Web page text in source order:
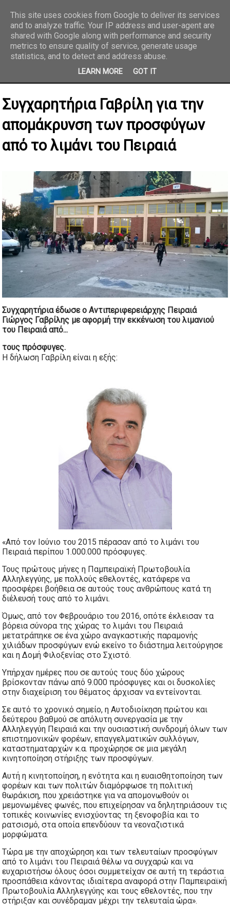
REPORTAZ NET
Συγχαρητήρια Γαβρίλη για την
απομάκρυνση των προσφύγων
από το λιμάνι του Πειραιά
Συγχαρητήρια έδωσε ο Αντιπεριφερειάρχης Πειραιά
Γιώργος Γαβρίλης με αφορμή την εκκένωση του λιμανιού
του Πειραιά από...
τους πρόσφυγες.
Η δήλωση Γαβρίλη είναι η εξής:
«Από τον Ιούνιο του 2015 πέρασαν από το λιμάνι του
Πειραιά περίπου 1.000.000 πρόσφυγες.
Τους πρώτους μήνες η Παμπειραϊκή Πρωτοβουλία
Αλληλεγγύης, με πολλούς εθελοντές, κατάφερε να
προσφέρει βοήθεια σε αυτούς τους ανθρώπους κατά τη
διέλευσή τους από το λιμάνι.
Όμως, από τον Φεβρουάριο του 2016, οπότε έκλεισαν τα
βόρεια σύνορα της χώρας το λιμάνι του Πειραιά
μετατράπηκε σε ένα χώρο αναγκαστικής παραμονής
χιλιάδων προσφύγων ενώ εκείνο το διάστημα λειτούργησε
και η Δομή Φιλοξενίας στο Σχιστό.
Υπήρχαν ημέρες που σε αυτούς τους δύο χώρους
βρίσκονταν πάνω από 9.000 πρόσφυγες και οι δυσκολίες
στην διαχείριση του θέματος άρχισαν να εντείνονται.
Σε αυτό το χρονικό σημείο, η Αυτοδιοίκηση πρώτου και
δεύτερου βαθμού σε απόλυτη συνεργασία με την
Αλληλεγγύη Πειραιά και την ουσιαστική συνδρομή όλων των
επιστημονικών φορέων, επαγγελματικών συλλόγων,
καταστηματαρχών κ.α. προχώρησε σε μια μεγάλη
κινητοποίηση στήριξης των προσφύγων.
Αυτή η κινητοποίηση, η ενότητα και η ευαισθητοποίηση των
φορέων και των πολιτών διαμόρφωσε τη πολιτική
θωράκιση, που χρειάστηκε για να απομονωθούν οι
μεμονωμένες φωνές, που επιχείρησαν να δηλητηριάσουν τις
τοπικές κοινωνίες ενισχύοντας τη ξενοφοβία και το
ρατσισμό, στα οποία επενδύουν τα νεοναζιστικά
μορφώματα.
Τώρα με την αποχώρηση και των τελευταίων προσφύγων
από το λιμάνι του Πειραιά θέλω να συγχαρώ και να
ευχαριστήσω όλους όσοι συμμετείχαν σε αυτή τη τεράστια
προσπάθεια κάνοντας ιδιαίτερα αναφορά στην Παμπειραϊκή
Πρωτοβουλία Αλληλεγγύης και τους εθελοντές, που την
στήριξαν και συνέδραμαν μέχρι την τελευταία ώρα».
This site uses cookies from Google to deliver its services
and to analyze traffic. Your IP address and user-agent are
shared with Google along with performance and security
metrics to ensure quality of service, generate usage
statistics, and to detect and address abuse.
LEARN MORE GOT IT